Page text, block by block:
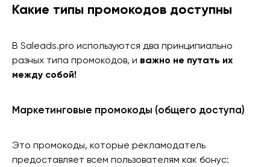
Какие типы промокодов доступны
В Saleads.pro используются два принципиально
разных типа промокодов, и важно не путать их
между собой!
Маркетинговые промокоды (общего доступа)
Это промокоды, которые рекламодатель
предоставляет всем пользователям как бонус: